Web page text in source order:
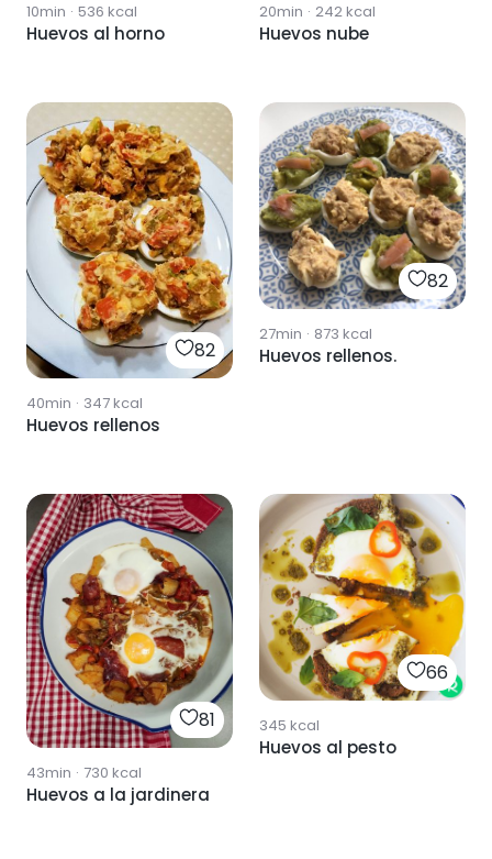
10min · 536 kcal
Huevos al horno
20min · 242kcal
Huevos nube
82
40min · 347kcal
Huevos rellenos
82
27min · 873 kcal
Huevos rellenos.
81
43min · 730 kcal
Huevos a la jardinera
66
345 kcal
Huevos al pesto